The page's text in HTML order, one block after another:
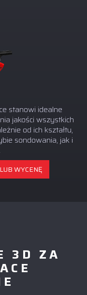
stanowi idealne
jakości wszystkich
od ich kształtu,
sondowania, jak i
WYCENĘ
3D ZA